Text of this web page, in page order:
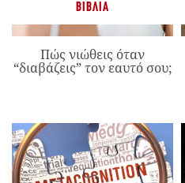
ΒΙΒΛΊΑ
Πώς νιώθεις όταν
“διαβάζεις” τον εαυτό σου;